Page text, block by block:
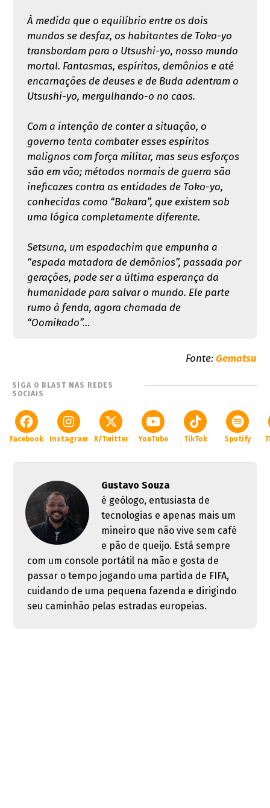
À medida que o equilíbrio entre os dois
mundos se desfaz, os habitantes de Toko-yo
transbordam para o Utsushi-yo, nosso mundo
mortal. Fantasmas, espíritos, demônios e até
encarnações de deuses e de Buda adentram o
Utsushi-yo, mergulhando-o no caos.
Com a intenção de conter a situação, o
governo tenta combater esses espíritos
malignos com força militar, mas seus esforços
são em vão; métodos normais de guerra são
ineficazes contra as entidades de Toko-yo,
conhecidas como “Bakara”, que existem sob
uma lógica completamente diferente.
Setsuna, um espadachim que empunha a
“espada matadora de demônios”, passada por
gerações, pode ser a última esperança da
humanidade para salvar o mundo. Ele parte
rumo à fenda, agora chamada de
“Oomikado”…
Fonte:Gematsu
SIGA O BLAST NAS REDES
SOCIAIS
Facebook Instagram X/Twitter YouTube TikTok Spotify
Gustavo Souza
é geólogo, entusiasta de
tecnologias e apenas mais um
mineiro que não vive sem café
e pão de queijo. Está sempre
com um console portátil na mão e gosta de
passar o tempo jogando uma partida de FIFA,
cuidando de uma pequena fazenda e dirigindo
seu caminhão pelas estradas europeias.